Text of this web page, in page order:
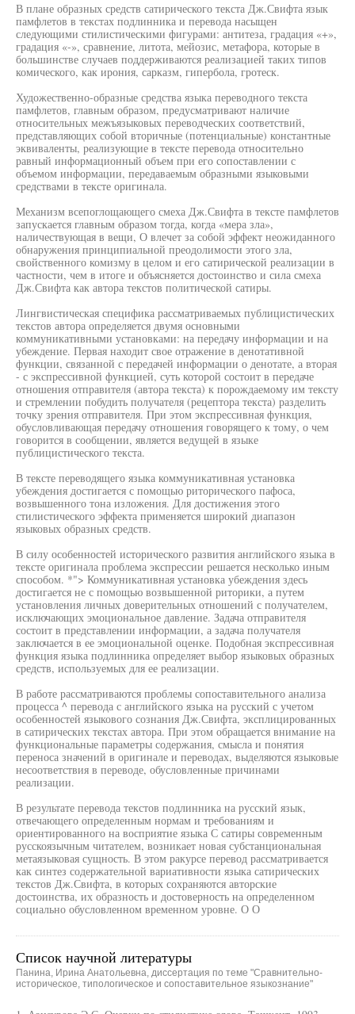
В плане образных средств сатирического текста Дж.Свифта язык
памфлетов в текстах подлинника и перевода насыщен
следующими стилистическими фигурами: антитеза, градация «+»,
градация «-», сравнение, литота, мейозис, метафора, которые в
большинстве случаев поддерживаются реализацией таких типов
комического, как ирония, сарказм, гипербола, гротеск.
Художественно-образные средства языка переводного текста
памфлетов, главным образом, предусматривают наличие
относительных межъязыковых переводческих соответствий,
представляющих собой вторичные (потенциальные) константные
эквиваленты, реализующие в тексте перевода относительно
равный информационный объем при его сопоставлении с
объемом информации, передаваемым образными языковыми
средствами в тексте оригинала.
Механизм всепоглощающего смеха Дж.Свифта в тексте памфлетов
запускается главным образом тогда, когда «мера зла»,
наличествующая в вещи, О влечет за собой эффект неожиданного
обнаружения принципиальной преодолимости этого зла,
свойственного комизму в целом и его сатирической реализации в
частности, чем в итоге и объясняется достоинство и сила смеха
Дж.Свифта как автора текстов политической сатиры.
Лингвистическая специфика рассматриваемых публицистических
текстов автора определяется двумя основными
коммуникативными установками: на передачу информации и на
убеждение. Первая находит свое отражение в денотативной
функции, связанной с передачей информации о денотате, а вторая
- с экспрессивной функцией, суть которой состоит в передаче
отношения отправителя (автора текста) к порождаемому им тексту
и стремлении побудить получателя (рецептора текста) разделить
точку зрения отправителя. При этом экспрессивная функция,
обусловливающая передачу отношения говорящего к тому, о чем
говорится в сообщении, является ведущей в языке
публицистического текста.
В тексте переводящего языка коммуникативная установка
убеждения достигается с помощью риторического пафоса,
возвышенного тона изложения. Для достижения этого
стилистического эффекта применяется широкий диапазон
языковых образных средств.
В силу особенностей исторического развития английского языка в
тексте оригинала проблема экспрессии решается несколько иным
способом. *"> Коммуникативная установка убеждения здесь
достигается не с помощью возвышенной риторики, а путем
установления личных доверительных отношений с получателем,
исключающих эмоциональное давление. Задача отправителя
состоит в представлении информации, а задача получателя
заключается в ее эмоциональной оценке. Подобная экспрессивная
функция языка подлинника определяет выбор языковых образных
средств, используемых для ее реализации.
В работе рассматриваются проблемы сопоставительного анализа
процесса ^ перевода с английского языка на русский с учетом
особенностей языкового сознания Дж.Свифта, эксплицированных
в сатирических текстах автора. При этом обращается внимание на
функциональные параметры содержания, смысла и понятия
переноса значений в оригинале и переводах, выделяются языковые
несоответствия в переводе, обусловленные причинами
реализации.
В результате перевода текстов подлинника на русский язык,
отвечающего определенным нормам и требованиям и
ориентированного на восприятие языка С сатиры современным
русскоязычным читателем, возникает новая субстанциональная
метаязыковая сущность. В этом ракурсе перевод рассматривается
как синтез содержательной вариативности языка сатирических
текстов Дж.Свифта, в которых сохраняются авторские
достоинства, их образность и достоверность на определенном
социально обусловленном временном уровне. О О
Список научной литературы
Панина, Ирина Анатольевна, диссертация по теме "Сравнительно-
историческое, типологическое и сопоставительное языкознание"